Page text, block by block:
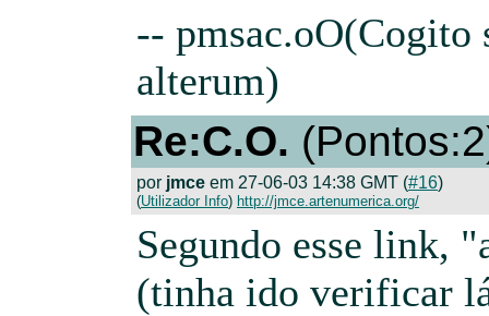
-- pmsac.oO(Cogito
alterum)
Re:C.O.
por jmce em 27-06-03 14:38 GMT (#16)
(Utilizador Info) http://jmce.artenumerica.org/
Segundo esse link,
(tinha ido verificar